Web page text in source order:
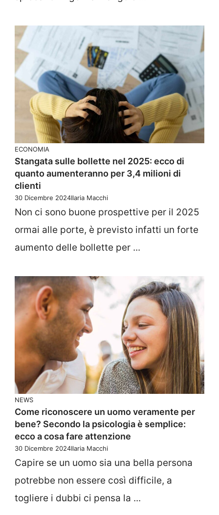
ECONOMIA
Stangata sulle bollette nel 2025: ecco di
quanto aumenteranno per 3,4 milioni di
clienti
30 Dicembre 2024Ilaria Macchi
Non ci sono buone prospettive per il 2025
ormai alle porte, è previsto infatti un forte
aumento delle bollette per ...
NEWS
Come riconoscere un uomo veramente per
bene? Secondo la psicologia è semplice:
ecco a cosa fare attenzione
30 Dicembre 2024Ilaria Macchi
Capire se un uomo sia una bella persona
potrebbe non essere così difficile, a
togliere i dubbi ci pensa la ...